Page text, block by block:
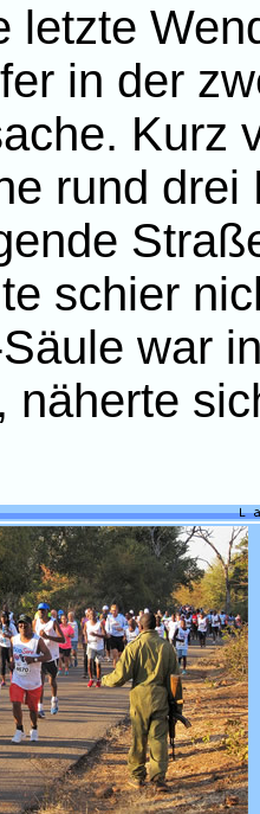
letzte
in der
Kurz
rund
schier
war
näherte